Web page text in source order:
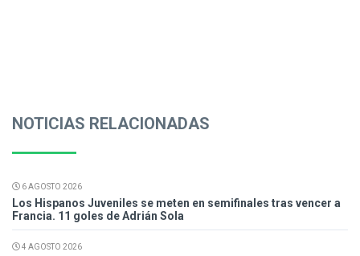
NOTICIAS RELACIONADAS
6 AGOSTO 2026
Los Hispanos Juveniles se meten en semifinales tras vencer a
Francia. 11 goles de Adrián Sola
4 AGOSTO 2026